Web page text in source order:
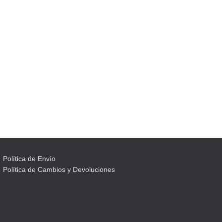
Política de Envío
Política de Cambios y Devoluciones